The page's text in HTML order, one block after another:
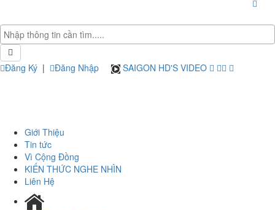
Đăng Ký | Đăng Nhập SAIGON HD'S VIDEO
Giới Thiệu
Tin tức
Vì Cộng Đồng
KIẾN THỨC NGHE NHÌN
Liên Hệ